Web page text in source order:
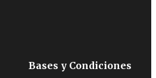
Bases y Condiciones